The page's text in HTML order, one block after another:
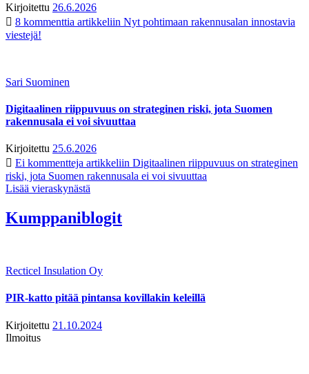
Kirjoitettu 26.6.2026
8 kommenttia artikkeliin Nyt pohtimaan rakennusalan innostavia
viestejä!
Sari Suominen
Digitaalinen riippuvuus on strateginen riski, jota Suomen
rakennusala ei voi sivuuttaa
Kirjoitettu 25.6.2026
Ei kommentteja artikkeliin Digitaalinen riippuvuus on strateginen
riski, jota Suomen rakennusala ei voi sivuuttaa
Lisää vieraskynästä
Kumppaniblogit
Recticel Insulation Oy
PIR-katto pitää pintansa kovillakin keleillä
Kirjoitettu 21.10.2024
Ilmoitus